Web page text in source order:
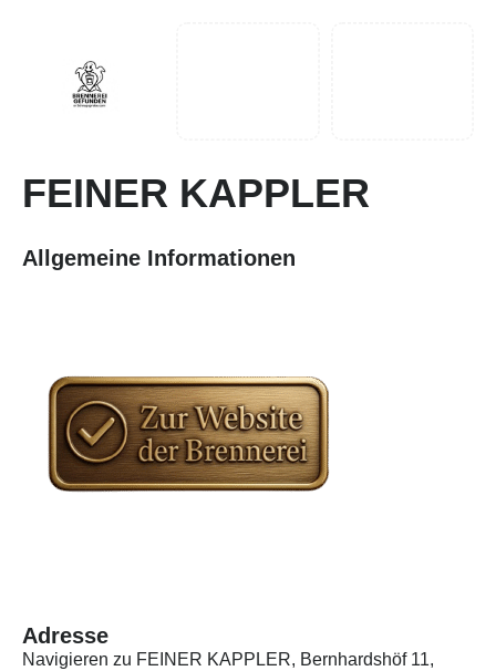
FEINER KAPPLER
Allgemeine Informationen
Adresse
Navigieren zu FEINER KAPPLER, Bernhardshöf 11,